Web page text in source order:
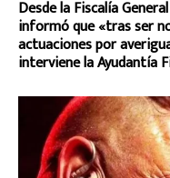
Desde la Fiscalía
informó que «tras ser
actuaciones por
interviene la Ayudantía